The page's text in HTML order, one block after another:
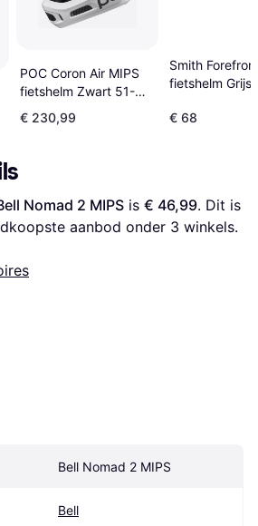
POC Coron Air MIPS
fietshelm Zwart 51-
54CM
€ 230,99
Smith
fietshelm Grijs
€ 68
Nomad 2 MIPS is € 46,99. Dit is
aanbod onder 3 winkels.
Bell Nomad 2 MIPS
Bell